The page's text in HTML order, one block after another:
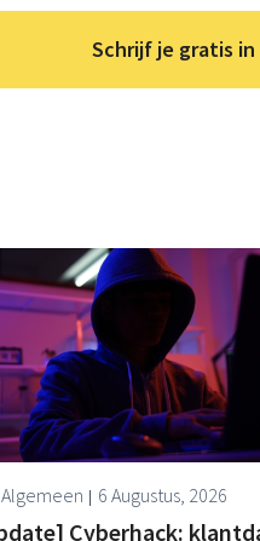
Schrijf je gratis
Algemeen 6 Augustus, 2026
Cyberhack: